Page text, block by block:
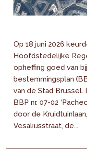
Op 18 juni 2026
Hoofdstedelijke
opheffing goed van
bestemmingsplan
van de Stad Brussel.
BBP nr. 07-02
door de
Vesaliusstraat, de...